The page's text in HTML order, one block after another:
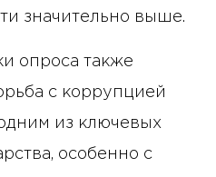
значительно выше.
опроса также
с коррупцией
из ключевых
особенно с